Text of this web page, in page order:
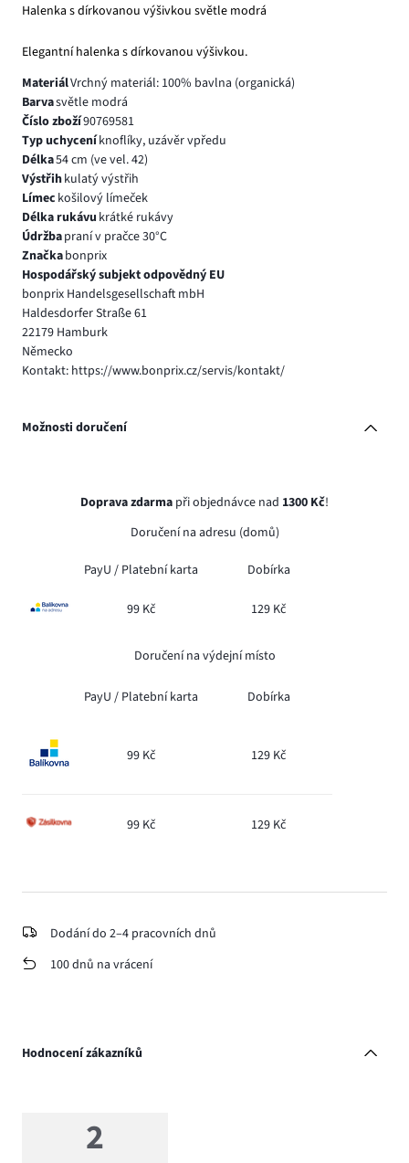
Halenka s dírkovanou výšivkou světle modrá
Elegantní halenka s dírkovanou výšivkou.
MateriálVrchný materiál: 100% bavlna (organická)
Barvasvětle modrá
Číslo zboží90769581
Typ uchyceníknoflíky, uzávěr vpředu
Délka54 cm (ve vel. 42)
Výstřihkulatý výstřih
Límec košilový límeček
Délka rukávu krátké rukávy
Údržbapraní v pračce 30°C
Značkabonprix
Hospodářský subjekt odpovědný EU
bonprix Handelsgesellschaft mbH
Haldesdorfer Straße 61
22179 Hamburk
Německo
Kontakt: https://www.bonprix.cz/servis/kontakt/
Možnosti doručení
Doprava zdarma při objednávce nad 1300 Kč!
Doručení na adresu (domů)
PayU / Platební karta Dobírka
99 Kč 129 Kč
Doručení na výdejní místo
PayU / Platební karta Dobírka
99 Kč 129 Kč
99 Kč 129 Kč
Dodání do 2–4 pracovních dnů
100 dnů na vrácení
Hodnocení zákazníků
2